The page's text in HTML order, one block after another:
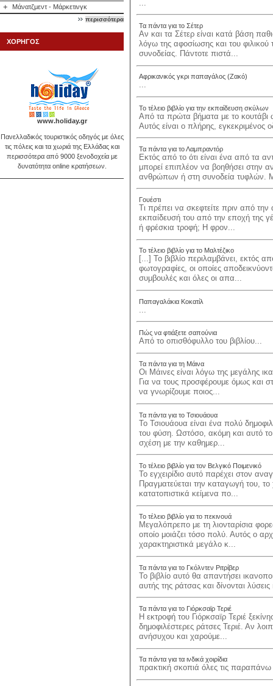
+ Μάνατζμεντ - Μάρκετινγκ
περισσότερα
ΧΟΡΗΓΟΣ
www.holiday.gr
Πανελλαδικός τουριστικός οδηγός με όλες
τις πόλεις και τα χωριά της Ελλάδας και
περισσότερα από 9000 ξενοδοχεία με
δυνατότητα online κρατήσεων.
Τα πάντα για το Σέτερ
Αν και τα Σέτερ είναι κατά βάση
λόγω της αφοσίωσης και του
συνοδείας. Πάντοτε πιστά...
Αφρικανικός γκρι παπαγάλος (Ζακό)
...
Το τέλειο βιβλίο για την εκπαίδευση σκύλων
Από τα πρώτα βήματα με το κουτάβι
Αυτός είναι ο πλήρης,
Τα πάντα για το Λαμπραντόρ
Εκτός από το ότι είναι ένα από τα
μπορεί επιπλέον να βοηθήσει στην
ανθρώπων ή στη συνοδεία τυφλών.
Γουέστι
Τι πρέπει να σκεφτείτε πριν από
εκπαίδευσή του από την εποχή της
ή φρέσκια τροφή; Η φρον...
Το τέλειο βιβλίο για το Μαλτέζικο
[...] Το βιβλίο περιλαμβάνει, εκτός
φωτογραφίες, οι οποίες
συμβουλές και όλες οι απα...
Παπαγαλάκια Κοκατίλ
Πώς να φτιάξετε σαπούνια
Από το οπισθόφυλλο του βιβλίου...
Τα πάντα για τη Μάινα
Οι Μάινες είναι λόγω της μεγάλης
Για να τους προσφέρουμε όμως και
να γνωρίζουμε ποιος...
Τα πάντα για το Τσιουάουα
Το Τσιουάουα είναι ένα πολύ
του φύση. Ωστόσο, ακόμη και αυτό το
σχέση με την καθημερ...
Το τέλειο βιβλίο για τον Βελγικό Ποιμενικό
Το εγχειρίδιο αυτό παρέχει στον
Πραγματεύεται την καταγωγή του,
κατατοπιστικά κείμενα πο...
Το τέλειο βιβλίο για το πεκινουά
Μεγαλόπρεπο με τη λιονταρίσια
οποίο μοιάζει τόσο πολύ. Αυτός ο
χαρακτηριστικά μεγάλο κ...
Τα πάντα για το Γκόλντεν Ριτρίβερ
Το βιβλίο αυτό θα απαντήσει
αυτής της ράτσας και δίνονται
Τα πάντα για το Γιόρκσαϊρ Τεριέ
Η εκτροφή του Γιόρκσαϊρ Τεριέ
δημοφιλέστερες ράτσες Τεριέ. Αν
ανήσυχου και χαρούμε...
Τα πάντα για τα ινδικά χοιρίδια
πρακτική σκοπιά όλες τις παραπάνω